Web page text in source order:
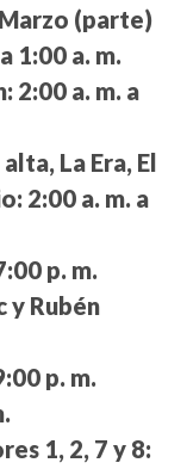
(parte)
1:00 a. m.
2:00 a. m. a
La Era, El
2:00 a. m. a
p. m.
y Rubén
p. m.
1, 2, 7 y 8: